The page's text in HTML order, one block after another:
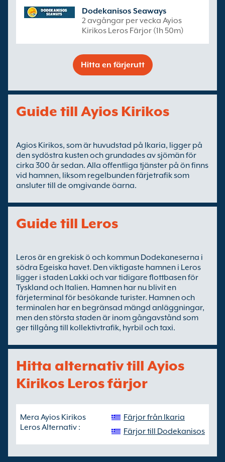
Dodekanisos Seaways
2 avgångar per vecka Ayios
Kirikos Leros Färjor (1h 50m)
Hitta en färjerutt
Guide till Ayios Kirikos
Agios Kirikos, som är huvudstad på Ikaria, ligger på
den sydöstra kusten och grundades av sjömän för
cirka 300 år sedan. Alla offentliga tjänster på ön finns
vid hamnen, liksom regelbunden färjetrafik som
ansluter till de omgivande öarna.
Guide till Leros
Leros är en grekisk ö och kommun Dodekaneserna i
södra Egeiska havet. Den viktigaste hamnen i Leros
ligger i staden Lakki och var tidigare flottbasen för
Tyskland och Italien. Hamnen har nu blivit en
färjeterminal för besökande turister. Hamnen och
terminalen har en begränsad mängd anläggningar,
men den största staden är inom gångavstånd som
ger tillgång till kollektivtrafik, hyrbil och taxi.
Hitta alternativ till Ayios
Kirikos Leros färjor
Mera Ayios Kirikos
Leros Alternativ :
Färjor från Ikaria
Färjor till Dodekanisos